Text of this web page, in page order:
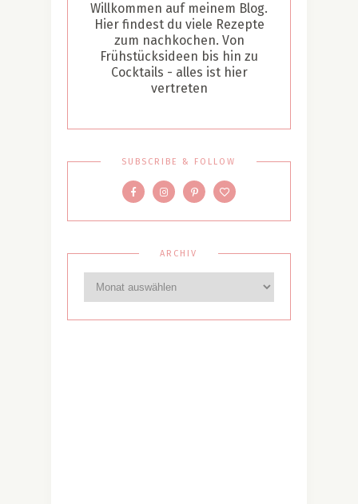
Willkommen auf meinem Blog.
Hier findest du viele Rezepte
zum nachkochen. Von
Frühstücksideen bis hin zu
Cocktails - alles ist hier
vertreten
SUBSCRIBE & FOLLOW
ARCHIV